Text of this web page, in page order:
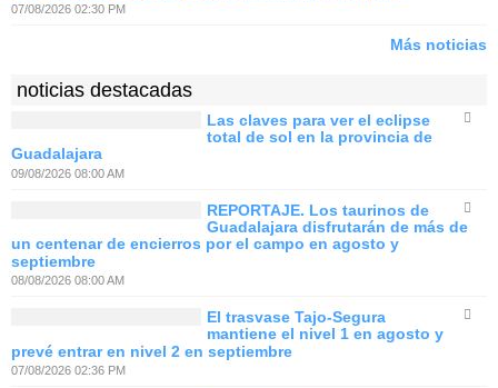
07/08/2026 02:30 PM
Más noticias
noticias destacadas
Las claves para ver el eclipse
total de sol en la provincia de
Guadalajara
09/08/2026 08:00 AM
REPORTAJE. Los taurinos de
Guadalajara disfrutarán de más de
un centenar de encierros por el campo en agosto y
septiembre
08/08/2026 08:00 AM
El trasvase Tajo-Segura
mantiene el nivel 1 en agosto y
prevé entrar en nivel 2 en septiembre
07/08/2026 02:36 PM